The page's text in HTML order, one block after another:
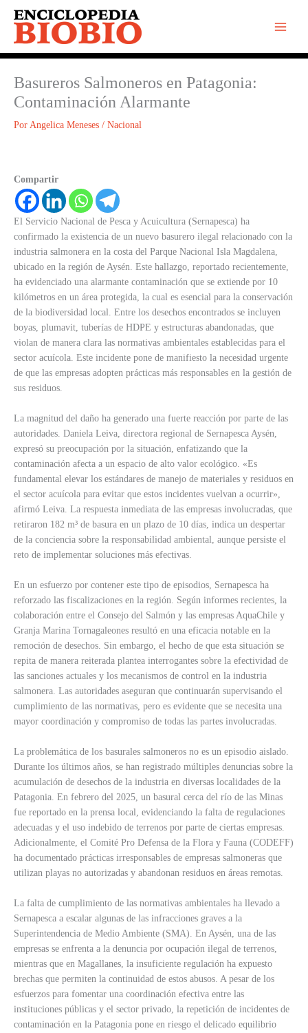
contenido
Basureros Salmoneros en Patagonia:
Contaminación Alarmante
Por Angelica Meneses / Nacional
Compartir
El Servicio Nacional de Pesca y Acuicultura (Sernapesca) ha
confirmado la existencia de un nuevo basurero ilegal relacionado con la
industria salmonera en la costa del Parque Nacional Isla Magdalena,
ubicado en la región de Aysén. Este hallazgo, reportado recientemente,
ha evidenciado una alarmante contaminación que se extiende por 10
kilómetros en un área protegida, la cual es esencial para la conservación
de la biodiversidad local. Entre los desechos encontrados se incluyen
boyas, plumavit, tuberías de HDPE y estructuras abandonadas, que
violan de manera clara las normativas ambientales establecidas para el
sector acuícola. Este incidente pone de manifiesto la necesidad urgente
de que las empresas adopten prácticas más responsables en la gestión de
sus residuos.
La magnitud del daño ha generado una fuerte reacción por parte de las
autoridades. Daniela Leiva, directora regional de Sernapesca Aysén,
expresó su preocupación por la situación, enfatizando que la
contaminación afecta a un espacio de alto valor ecológico. «Es
fundamental elevar los estándares de manejo de materiales y residuos en
el sector acuícola para evitar que estos incidentes vuelvan a ocurrir»,
afirmó Leiva. La respuesta inmediata de las empresas involucradas, que
retiraron 182 m³ de basura en un plazo de 10 días, indica un despertar
de la conciencia sobre la responsabilidad ambiental, aunque persiste el
reto de implementar soluciones más efectivas.
En un esfuerzo por contener este tipo de episodios, Sernapesca ha
reforzado las fiscalizaciones en la región. Según informes recientes, la
colaboración entre el Consejo del Salmón y las empresas AquaChile y
Granja Marina Tornagaleones resultó en una eficacia notable en la
remoción de desechos. Sin embargo, el hecho de que esta situación se
repita de manera reiterada plantea interrogantes sobre la efectividad de
las sanciones actuales y los mecanismos de control en la industria
salmonera. Las autoridades aseguran que continuarán supervisando el
cumplimiento de las normativas, pero es evidente que se necesita una
mayor coordinación y compromiso de todas las partes involucradas.
La problemática de los basurales salmoneros no es un episodio aislado.
Durante los últimos años, se han registrado múltiples denuncias sobre la
acumulación de desechos de la industria en diversas localidades de la
Patagonia. En febrero del 2025, un basural cerca del río de las Minas
fue reportado en la prensa local, evidenciando la falta de regulaciones
adecuadas y el uso indebido de terrenos por parte de ciertas empresas.
Adicionalmente, el Comité Pro Defensa de la Flora y Fauna (CODEFF)
ha documentado prácticas irresponsables de empresas salmoneras que
utilizan playas no autorizadas y abandonan residuos en áreas remotas.
La falta de cumplimiento de las normativas ambientales ha llevado a
Sernapesca a escalar algunas de las infracciones graves a la
Superintendencia de Medio Ambiente (SMA). En Aysén, una de las
empresas se enfrenta a la denuncia por ocupación ilegal de terrenos,
mientras que en Magallanes, la insuficiente regulación ha expuesto
brechas que permiten la continuidad de estos abusos. A pesar de los
esfuerzos para fomentar una coordinación efectiva entre las
instituciones públicas y el sector privado, la repetición de incidentes de
contaminación en la Patagonia pone en riesgo el delicado equilibrio